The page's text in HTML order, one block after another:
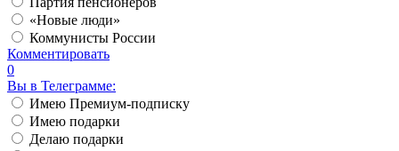
«Новые люди»
Коммунисты России
Комментировать
0
Вы в Телеграмме:
Имею Премиум-подписку
Имею подарки
Делаю подарки